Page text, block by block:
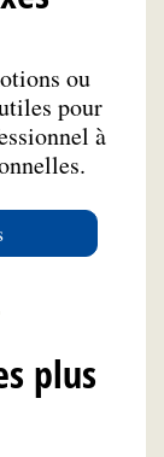
ou
pour
à
plus